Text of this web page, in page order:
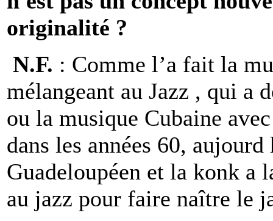
originalité ?
N.F. : Comme l’a fait la
mélangeant au Jazz , qui a
ou la musique Cubaine
dans les années 60,
Guadeloupéen et la konk a
au jazz pour faire naître le